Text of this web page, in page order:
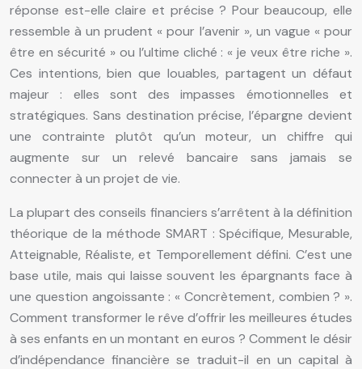
réponse est-elle claire et précise ? Pour beaucoup, elle
ressemble à un prudent « pour l’avenir », un vague « pour
être en sécurité » ou l’ultime cliché : « je veux être riche ».
Ces intentions, bien que louables, partagent un défaut
majeur : elles sont des impasses émotionnelles et
stratégiques. Sans destination précise, l’épargne devient
une contrainte plutôt qu’un moteur, un chiffre qui
augmente sur un relevé bancaire sans jamais se
connecter à un projet de vie.
La plupart des conseils financiers s’arrêtent à la définition
théorique de la méthode SMART : Spécifique, Mesurable,
Atteignable, Réaliste, et Temporellement défini. C’est une
base utile, mais qui laisse souvent les épargnants face à
une question angoissante : « Concrètement, combien ? ».
Comment transformer le rêve d’offrir les meilleures études
à ses enfants en un montant en euros ? Comment le désir
d’indépendance financière se traduit-il en un capital à